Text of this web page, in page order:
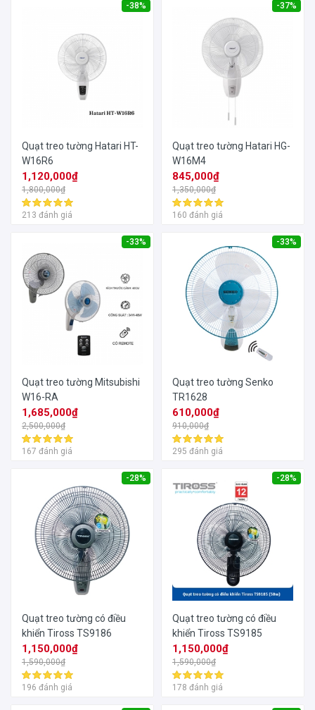
-38%
Quạt treo tường Hatari HT-
W16R6
1,120,000₫
1,800,000₫
213 đánh giá
-37%
Quạt treo tường Hatari HG-
W16M4
845,000₫
1,350,000₫
160 đánh giá
-33%
Quạt treo tường Mitsubishi
W16-RA
1,685,000₫
2,500,000₫
167 đánh giá
-33%
Quạt treo tường Senko
TR1628
610,000₫
910,000₫
295 đánh giá
-28%
Quạt treo tường có điều
khiển Tiross TS9186
1,150,000₫
1,590,000₫
196 đánh giá
-28%
Quạt treo tường có điều
khiển Tiross TS9185
1,150,000₫
1,590,000₫
178 đánh giá